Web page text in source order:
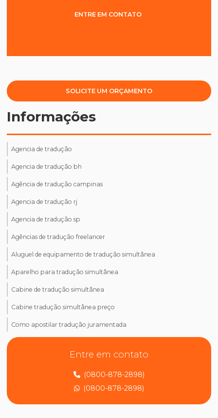
ENTRE EM CONTATO
SOLICITE UM ORÇAMENTO
Informações
Agencia de tradução
Agencia de tradução bh
Agência de tradução campinas
Agencia de tradução rj
Agencia de tradução sp
Agências de tradução freelancer
Aluguel de equipamento de tradução simultânea
Aparelho para tradução simultânea
Cabine de tradução simultânea
Cabine tradução simultânea preço
Como apostilar tradução juramentada
Como ativar tradução simultânea no teams
Como ativar tradução simultânea no zoom
Como dizer tradução juramentada em inglês
Como encontrar um tradutor juramentado
Entre em contato
(0800-878-2898)
(0800-878-2898)